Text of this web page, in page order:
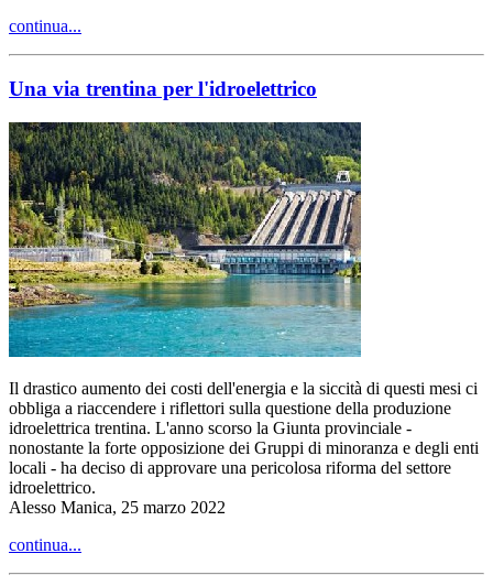
continua...
Una via trentina per l'idroelettrico
Il drastico aumento dei costi dell'energia e la siccità di questi mesi ci
obbliga a riaccendere i riflettori sulla questione della produzione
idroelettrica trentina. L'anno scorso la Giunta provinciale -
nonostante la forte opposizione dei Gruppi di minoranza e degli enti
locali - ha deciso di approvare una pericolosa riforma del settore
idroelettrico.
Alesso Manica, 25 marzo 2022
continua...